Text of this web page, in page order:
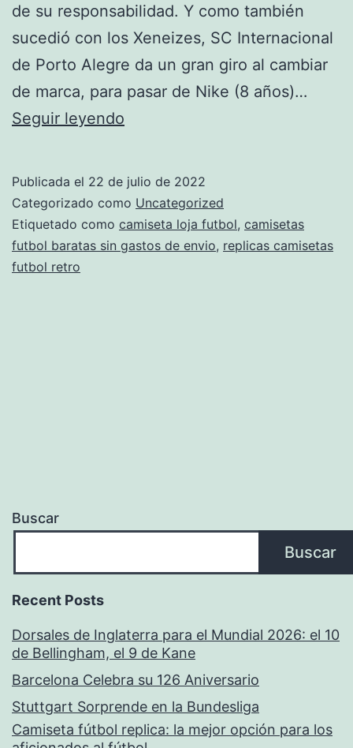
de su responsabilidad. Y como también
sucedió con los Xeneizes, SC Internacional
de Porto Alegre da un gran giro al cambiar
de marca, para pasar de Nike (8 años)…
Seguir leyendo
De
Fútbol
Más
Publicada el 22 de julio de 2022
Categorizado como Uncategorized
Etiquetado como camiseta loja futbol, camisetas
futbol baratas sin gastos de envio, replicas camisetas
futbol retro
Buscar
Buscar
Recent Posts
Dorsales de Inglaterra para el Mundial 2026: el 10
de Bellingham, el 9 de Kane
Barcelona Celebra su 126 Aniversario
Stuttgart Sorprende en la Bundesliga
Camiseta fútbol replica: la mejor opción para los